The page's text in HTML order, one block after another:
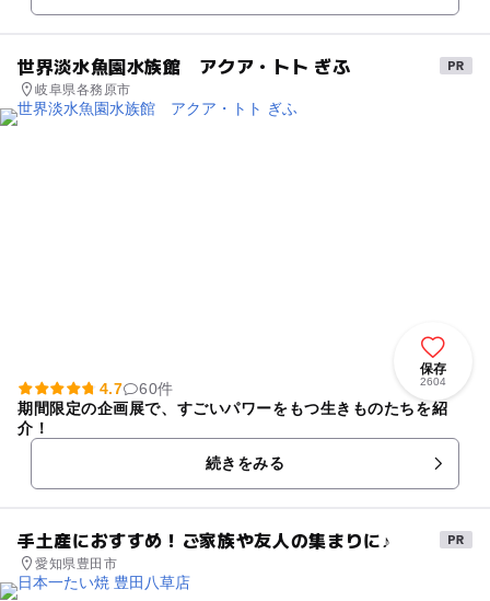
世界淡水魚園水族館 アクア・トト ぎふ
岐阜県各務原市
保存
2604
4.7
60件
期間限定の企画展で、すごいパワーをもつ生きものたちを紹
介！
続きをみる
手土産におすすめ！ご家族や友人の集まりに♪
愛知県豊田市